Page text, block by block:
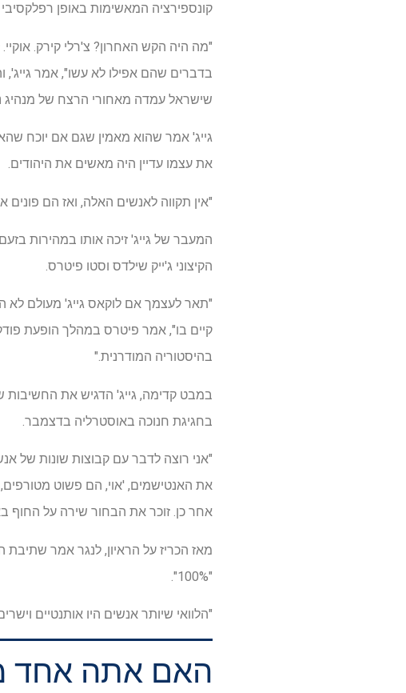
קונספירציה המאשימות באופן
בדברים שהם אפילו לא עשו", אמר גייג',
שישראל עמדה מאחורי הרצח של מנהיג
גייג' אמר שהוא מאמין שגם אם יוכח
את עצמו עדיין היה מאשים את היהודים.
"אין תקווה לאנשים האלה, ואז הם פונים
המעבר של גייג' זיכה אותו במהירות
הקיצוני ג'ייק שילדס וסטו פיטרס.
"תאר לעצמך אם לוקאס גייג' מעולם לא
קיים בו", אמר פיטרס במהלך הופעת
בהיסטוריה המודרנית."
במבט קדימה, גייג' הדגיש את החשיבות
בחגיגת חנוכה באוסטרליה בדצמבר.
"אני רוצה לדבר עם קבוצות שונות של
את האנטישמים, 'אוי, הם פשוט
אחר כן. זוכר את הבחור שירה על החוף
מאז הכריז על הראיון, לנגר אמר שתיבת
"100%".
"הלוואי שיותר אנשים היו אותנטיים
האם אתה אחד מ-2%